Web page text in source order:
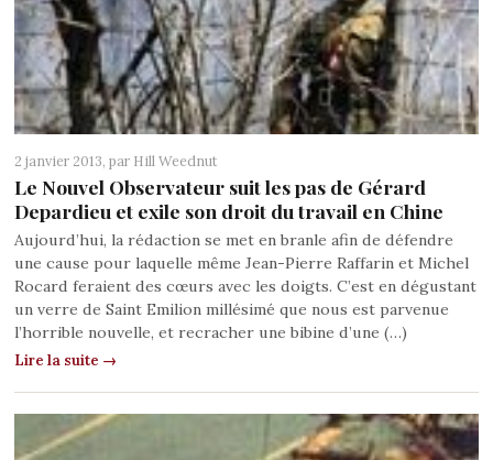
2 janvier 2013, par Hill Weednut
Le Nouvel Observateur suit les pas de Gérard
Depardieu et exile son droit du travail en Chine
Aujourd’hui, la rédaction se met en branle afin de défendre
une cause pour laquelle même Jean-Pierre Raffarin et Michel
Rocard feraient des cœurs avec les doigts. C’est en dégustant
un verre de Saint Emilion millésimé que nous est parvenue
l’horrible nouvelle, et recracher une bibine d’une (…)
Lire la suite →